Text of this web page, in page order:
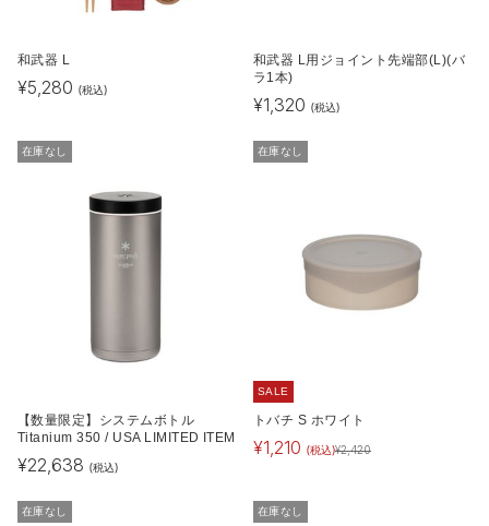
和武器 L
¥5,280 (税込)
和武器 L用ジョイント先端部(L)(バ
ラ1本)
¥1,320 (税込)
在庫なし
【数量限定】システムボトル
Titanium 350 / USA LIMITED ITEM
¥22,638 (税込)
在庫なし
SALE
トバチ S ホワイト
¥1,210 (税込)¥2,420
在庫なし 在庫なし